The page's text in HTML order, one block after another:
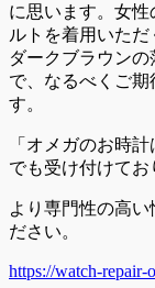
に思います。女
ルトを着用いた
ダークブラウン
で、なるべくご
す。
「オメガのお時
でも受け付けてお
より専門性の高
ださい。
https://watch-repair-